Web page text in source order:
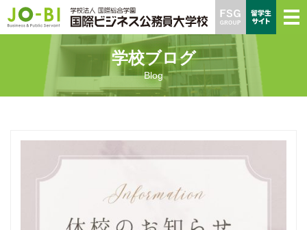
学校ブログ
Blog